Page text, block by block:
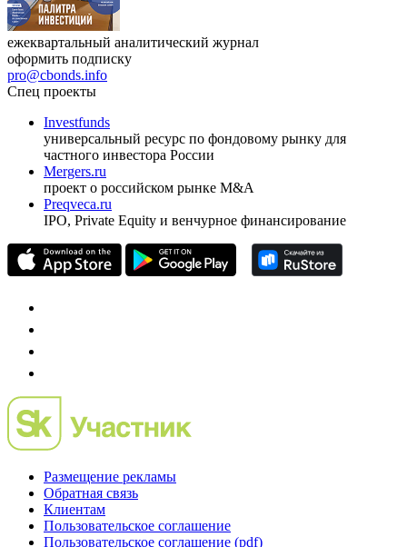
ежеквартальный аналитический журнал
оформить подписку
pro@cbonds.info
Спец проекты
Investfunds
универсальный ресурс по фондовому рынку для
частного инвестора России
Mergers.ru
проект о российском рынке M&A
Preqveca.ru
IPO, Private Equity и венчурное финансирование
Размещение рекламы
Обратная связь
Клиентам
Пользовательское соглашение
Пользовательское соглашение (pdf)